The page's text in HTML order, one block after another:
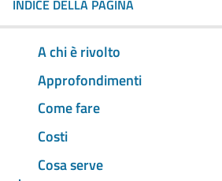
INDICE DELLA PAGINA
A chi è rivolto
Approfondimenti
Come fare
Costi
Cosa serve